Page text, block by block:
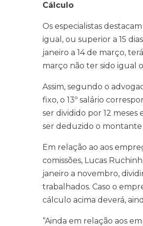
Cálculo
Os especialistas
igual, ou superior a 15
janeiro a 14 de março,
março não ter sido igual
Assim, segundo o
fixo, o 13º salário
ser dividido por 12
ser deduzido o montante
Em relação ao aos
comissões, Lucas
janeiro a novembro,
trabalhados. Caso o
cálculo acima deverá,
“Ainda em relação aos